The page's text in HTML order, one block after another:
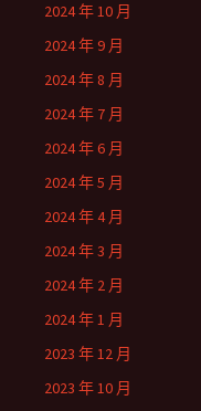
2024 年 10 月
2024 年 9 月
2024 年 8 月
2024 年 7 月
2024 年 6 月
2024 年 5 月
2024 年 4 月
2024 年 3 月
2024 年 2 月
2024 年 1 月
2023 年 12 月
2023 年 10 月